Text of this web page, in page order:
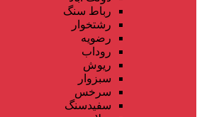
رباط سنگ
رشتخوار
رضویه
روداب
ریوش
سبزوار
سرخس
سفیدسنگ